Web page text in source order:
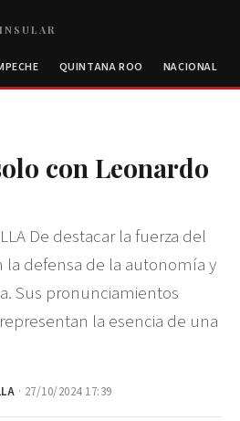
QUINTANA ROO NACIONAL
con Leonardo
De destacar la fuerza del
la defensa de la autonomía y
Sus pronunciamientos
la esencia de una
· 27/10/2024 17:39